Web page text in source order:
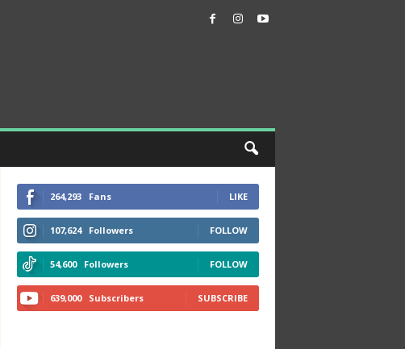
264,293 Fans LIKE
107,624 Followers FOLLOW
54,600 Followers FOLLOW
639,000 Subscribers SUBSCRIBE